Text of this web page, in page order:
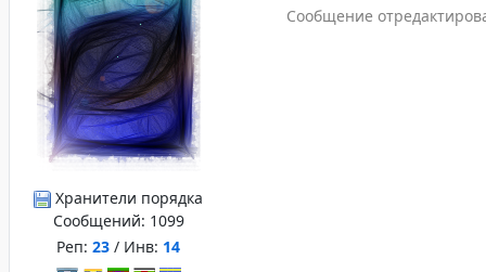
Хранители порядка
Сообщений: 1099
Реп: 23 / Инв: 14
Сообщение